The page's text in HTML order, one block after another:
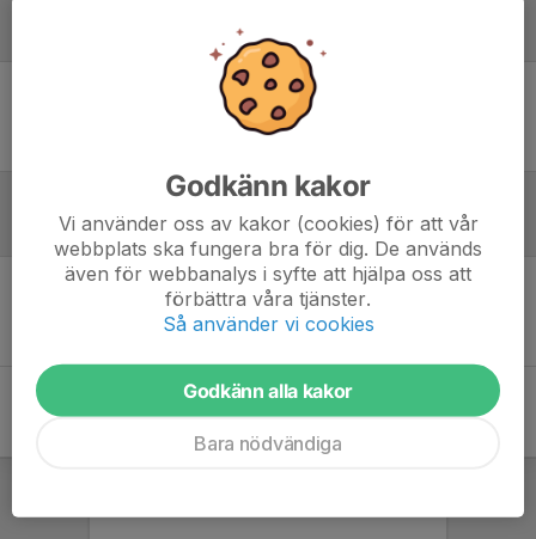
Ingen uppställning ifylld
Referat
Inget referat skrivet
Godkänn kakor
Vi använder oss av kakor (cookies) för att vår
webbplats ska fungera bra för dig. De används
även för webbanalys i syfte att hjälpa oss att
förbättra våra tjänster.
Så använder vi cookies
Godkänn alla kakor
Bara nödvändiga